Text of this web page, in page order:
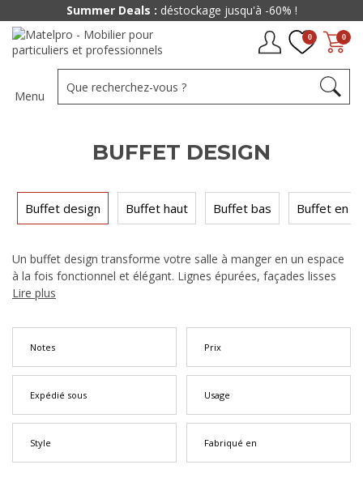
0
0
Menu
BUFFET DESIGN
Buffet design Buffet haut Buffet bas Buffet en
Un buffet design transforme votre salle à manger en un espace
à la fois fonctionnel et élégant. Lignes épurées, façades lisses
ou texturées, piètement métal ou bois : nos bahuts design
esthétique contemporaine. Découvrez notre sélection de buffets
design à partir de 292 €, livrés partout en France.
Lire plus
Notes Prix
Expédié sous Usage
Style Fabriqué en
Summer Deals : déstockage jusqu'à -60% !